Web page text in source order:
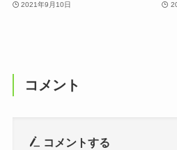
2021年9月10日
コメント
コメントする